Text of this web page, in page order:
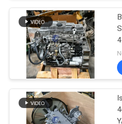
JAKOŚCI
SKONTAKTUJ
NAMIobrotowa